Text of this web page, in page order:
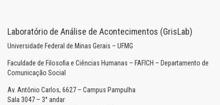
Laboratório de Análise de Acontecimentos (GrisLab)
Universidade Federal de Minas Gerais – UFMG
Faculdade de Filosofia e Ciências Humanas – FAFICH – Departamento de
Comunicação Social
Av. Antônio Carlos, 6627 – Campus Pampulha
Sala 3047 – 3° andar